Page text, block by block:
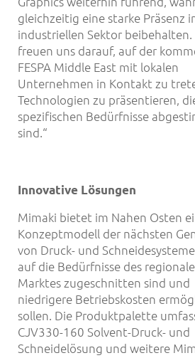
gleichzeitig eine starke Präsenz
industriellen Sektor beibehalten.
freuen uns darauf, auf der
FESPA Middle East mit lokalen
Unternehmen in Kontakt zu
Technologien zu präsentieren,
spezifischen Bedürfnisse
sind.“
Innovative Lösungen
Mimaki bietet im Nahen Osten
Konzeptmodell der nächsten
von Druck- und
auf die Bedürfnisse des
Marktes zugeschnitten sind und
niedrigere Betriebskosten
sollen. Die Produktpalette
CJV330-160 Solvent-Druck- und
Schneidelösung und weitere